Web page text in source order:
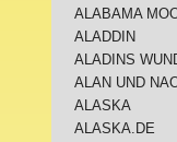
ALABAMA
ALADDIN
ALADINS
ALAN UND
ALASKA
ALASKA.DE